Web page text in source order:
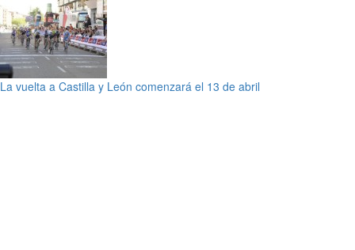
La vuelta a Castilla y León comenzará el 13 de abril